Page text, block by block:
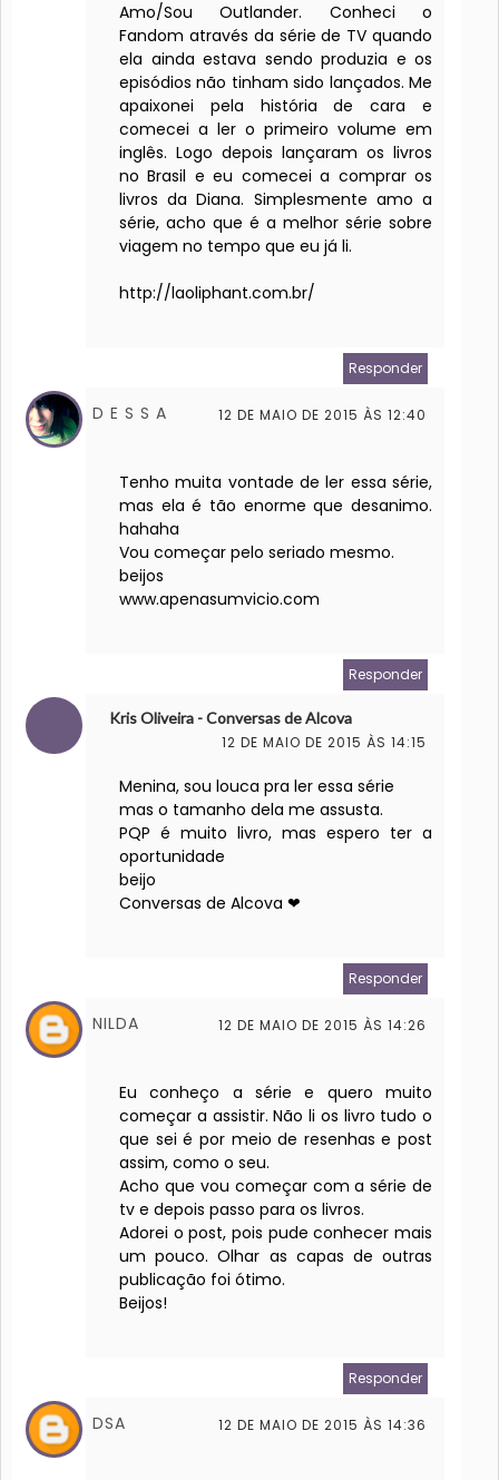
Amo/Sou Outlander. Conheci o
Fandom através da série de TV quando
ela ainda estava sendo produzia e os
episódios não tinham sido lançados. Me
apaixonei pela história de cara e
comecei a ler o primeiro volume em
inglês. Logo depois lançaram os livros
no Brasil e eu comecei a comprar os
livros da Diana. Simplesmente amo a
série, acho que é a melhor série sobre
viagem no tempo que eu já li.
http://laoliphant.com.br/
Responder
D E S S A 12 DE MAIO DE 2015 ÀS 12:40
Tenho muita vontade de ler essa série,
mas ela é tão enorme que desanimo.
hahaha
Vou começar pelo seriado mesmo.
beijos
www.apenasumvicio.com
Responder
Kris Oliveira - Conversas de Alcova
12 DE MAIO DE 2015 ÀS 14:15
Menina, sou louca pra ler essa série
mas o tamanho dela me assusta.
PQP é muito livro, mas espero ter a
oportunidade
beijo
Conversas de Alcova ❤
Responder
NILDA 12 DE MAIO DE 2015 ÀS 14:26
Eu conheço a série e quero muito
começar a assistir. Não li os livro tudo o
que sei é por meio de resenhas e post
assim, como o seu.
Acho que vou começar com a série de
tv e depois passo para os livros.
Adorei o post, pois pude conhecer mais
um pouco. Olhar as capas de outras
publicação foi ótimo.
Beijos!
Responder
DSA 12 DE MAIO DE 2015 ÀS 14:36